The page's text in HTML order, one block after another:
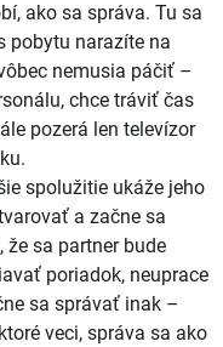
ako sa správa. Tu sa
pobytu narazíte na
nemusia páčiť –
chce tráviť čas
pozerá len televízor
spolužitie ukáže jeho
a začne sa
sa partner bude
poriadok, neuprace
sa správať inak –
veci, správa sa ako